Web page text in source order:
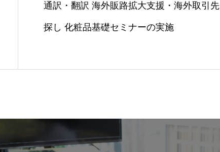
通訳・翻訳 海外販路拡大支援・海外取引先
探し 化粧品基礎セミナーの実施